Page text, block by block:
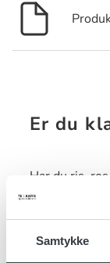
Samtykke
Er du
Har du ris,
gerne fra dig.